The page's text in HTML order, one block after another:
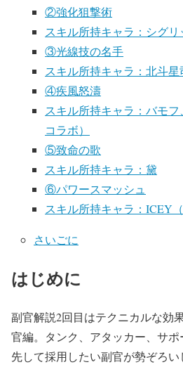
②強化狙撃術
スキル所持キャラ：シグリ
③光線技の名手
スキル所持キャラ：北斗星
④疾風怒濤
スキル所持キャラ：バモ
コラボ）
⑤致命の歌
スキル所持キャラ：黛
⑥パワースマッシュ
スキル所持キャラ：ICEY（
さいごに
はじめに
副官解説2回目はテクニカルな効
官編。タンク、アタッカー、サ
先して採用したい副官が勢ぞろ